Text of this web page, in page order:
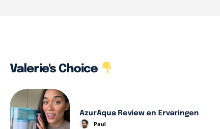
Valerie's Choice
AzurAqua Review en Ervaringen
Paul